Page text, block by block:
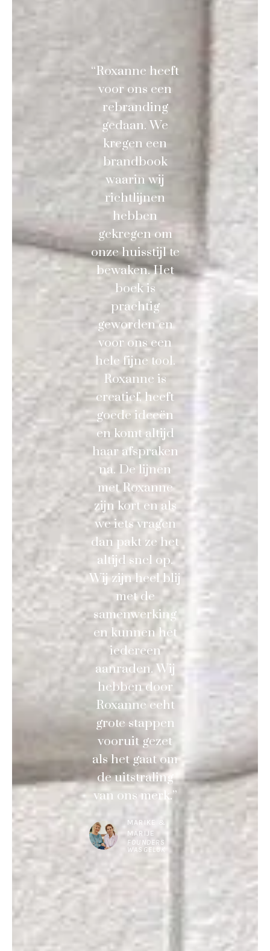
“Roxanne heeft
voor ons een
rebranding
gedaan. We
kregen een
brandbook
waarin wij
richtlijnen
hebben
gekregen om
onze huisstijl te
bewaken. Het
boek is
prachtig
geworden en
voor ons een
hele fijne tool.
Roxanne is
creatief, heeft
goede ideeën
en komt altijd
haar afspraken
na. De lijnen
met Roxanne
zijn kort en als
we iets vragen
dan pakt ze het
altijd snel op.
Wij zijn heel blij
met de
samenwerking
en kunnen het
iedereen
aanraden. Wij
hebben door
Roxanne echt
grote stappen
vooruit gezet
als het gaat om
de uitstraling
van ons merk.”
MARIKE &
MARIJE
FOUNDERS
WASGELUK